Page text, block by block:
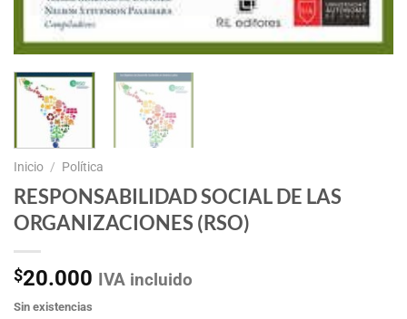
Inicio / Política
RESPONSABILIDAD SOCIAL DE LAS
ORGANIZACIONES (RSO)
$20.000 IVA incluido
Sin existencias